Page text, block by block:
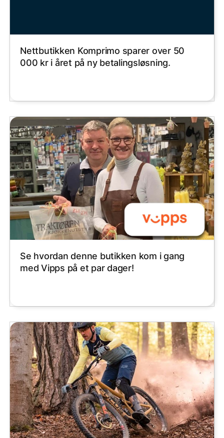
Nettbutikken Komprimo sparer over 50
000 kr i året på ny betalingsløsning.
Se hvordan denne butikken kom i gang
med Vipps på et par dager!